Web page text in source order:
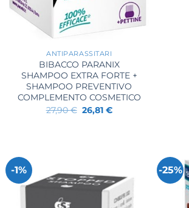
ANTIPARASSITARI
BIBACCO PARANIX
SHAMPOO EXTRA FORTE +
SHAMPOO PREVENTIVO
COMPLEMENTO COSMETICO
27,90€ Il
prezzo
26,81 €Il
-1% -25%